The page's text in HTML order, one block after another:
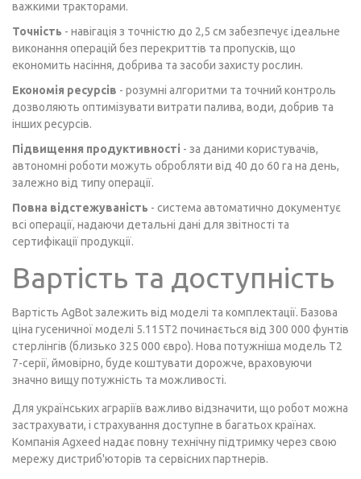
важкими тракторами.
Точність - навігація з точністю до 2,5 см забезпечує ідеальне
виконання операцій без перекриттів та пропусків, що
економить насіння, добрива та засоби захисту рослин.
Економія ресурсів - розумні алгоритми та точний контроль
дозволяють оптимізувати витрати палива, води, добрив та
інших ресурсів.
Підвищення продуктивності - за даними користувачів,
автономні роботи можуть обробляти від 40 до 60 га на день,
залежно від типу операції.
Повна відстежуваність - система автоматично документує
всі операції, надаючи детальні дані для звітності та
сертифікації продукції.
Вартість та доступність
Вартість AgBot залежить від моделі та комплектації. Базова
ціна гусеничної моделі 5.115T2 починається від 300 000 фунтів
стерлінгів (близько 325 000 євро). Нова потужніша модель T2
7-серії, ймовірно, буде коштувати дорожче, враховуючи
значно вищу потужність та можливості.
Для українських аграріїв важливо відзначити, що робот можна
застрахувати, і страхування доступне в багатьох країнах.
Компанія Agxeed надає повну технічну підтримку через свою
мережу дистриб'юторів та сервісних партнерів.